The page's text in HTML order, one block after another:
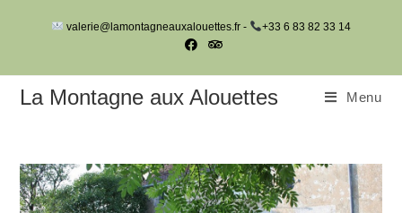
valerie@lamontagneauxalouettes.fr - +33 6 83 82 33 14
La Montagne aux Alouettes Menu